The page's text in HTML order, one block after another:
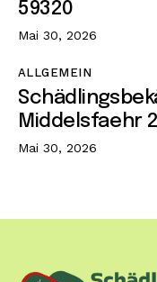
59320
Mai 30, 2026
ALLGEMEIN
Middelsfaehr
Mai 30, 2026